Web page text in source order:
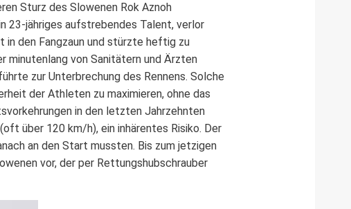
Sturz des Slowenen Rok Aznoh
23-jähriges aufstrebendes Talent, verlor
in den Fangzaun und stürzte heftig zu
minutenlang von Sanitätern und Ärzten
zur Unterbrechung des Rennens. Solche
der Athleten zu maximieren, ohne das
in den letzten Jahrzehnten
über 120 km/h), ein inhärentes Risiko. Der
an den Start mussten. Bis zum jetzigen
vor, der per Rettungshubschrauber